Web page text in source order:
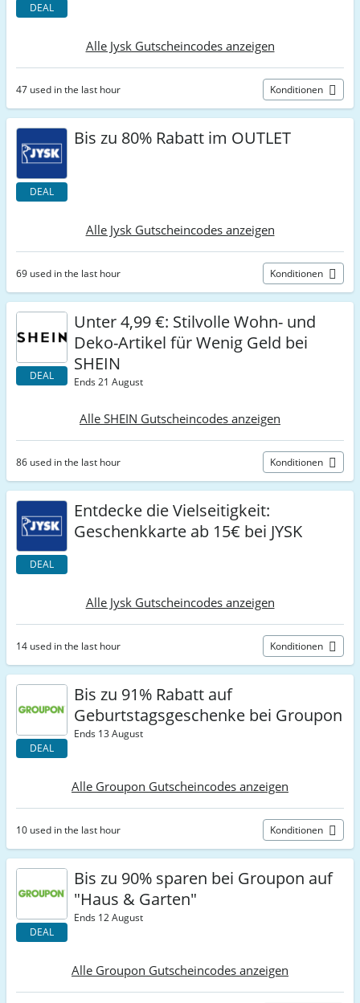
DEAL
Alle Jysk Gutscheincodes anzeigen
47 used in the last hour Konditionen
DEAL
Bis zu 80% Rabatt im OUTLET
Alle Jysk Gutscheincodes anzeigen
69 used in the last hour Konditionen
DEAL
Unter 4,99 €: Stilvolle Wohn- und
Deko-Artikel für Wenig Geld bei
SHEIN
Ends 21 August
Alle SHEIN Gutscheincodes anzeigen
86 used in the last hour Konditionen
DEAL
Entdecke die Vielseitigkeit:
Geschenkkarte ab 15€ bei JYSK
Alle Jysk Gutscheincodes anzeigen
14 used in the last hour Konditionen
DEAL
Bis zu 91% Rabatt auf
Geburtstagsgeschenke bei Groupon
Ends 13 August
Alle Groupon Gutscheincodes anzeigen
10 used in the last hour Konditionen
DEAL
Bis zu 90% sparen bei Groupon auf
"Haus & Garten"
Ends 12 August
Alle Groupon Gutscheincodes anzeigen